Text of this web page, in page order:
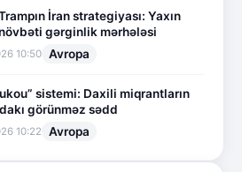
İran strategiyası: Yaxın
gərginlik mərhələsi
10:50 Avropa
sistemi: Daxili miqrantların
görünməz sədd
10:22 Avropa